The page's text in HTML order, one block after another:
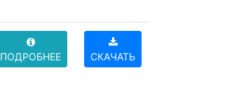
ПОДРОБНЕЕ СКАЧАТЬ